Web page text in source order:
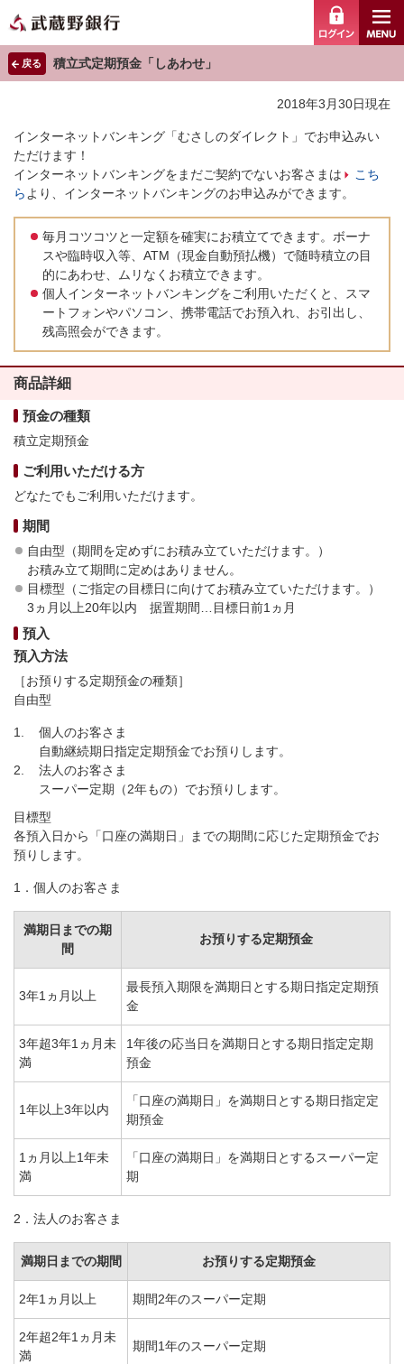
ログイ
戻る 積立式定期預金「しあわせ」
2018年3月30日現在
インターネットバンキング「むさしのダイレクト」でお申込みい
ただけます！
インターネットバンキングをまだご契約でないお客さまは
こち
ら より、インターネットバンキングのお申込みができます。
毎月コツコツと一定額を確実にお積立てできます。ボーナ
スや臨時収入等、ATM（現金自動預払機）で随時積立の目
的にあわせ、ムリなくお積立できます。
個人インターネットバンキングをご利用いただくと、スマ
ートフォンやパソコン、携帯電話でお預入れ、お引出し、
残高照会ができます。
商品詳細
預金の種類
積立定期預金
ご利用いただける方
どなたでもご利用いただけます。
期間
自由型（期間を定めずにお積み立ていただけます。）
お積み立て期間に定めはありません。
目標型（ご指定の目標日に向けてお積み立ていただけます。）
3ヵ月以上20年以内 据置期間…目標日前1ヵ月
預入
預入方法
［お預りする定期預金の種類］
自由型
1.
個人のお客さま
自動継続期日指定定期預金でお預りします。
2.
法人のお客さま
スーパー定期（2年もの）でお預りします。
目標型
各預入日から「口座の満期日」までの期間に応じた定期預金でお
預りします。
1．個人のお客さま
満期日までの期
間
お預りする定期預金
3年1ヵ月以上
最長預入期限を満期日とする期日指定定期預
金
3年超3年1ヵ月未
満
1年後の応当日を満期日とする期日指定定期
預金
1年以上3年以内
「口座の満期日」を満期日とする期日指定定
期預金
1ヵ月以上1年未
満
「口座の満期日」を満期日とするスーパー定
期
2．法人のお客さま
満期日までの期間 お預りする定期預金
2年1ヵ月以上 期間2年のスーパー定期
2年超2年1ヵ月未
満
期間1年のスーパー定期